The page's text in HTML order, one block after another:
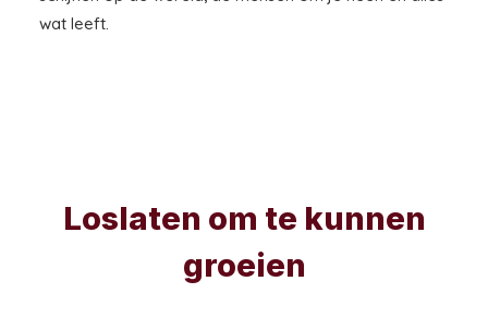
wat leeft.
Loslaten om te kunnen
groeien